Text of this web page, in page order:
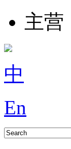
主营
中
En